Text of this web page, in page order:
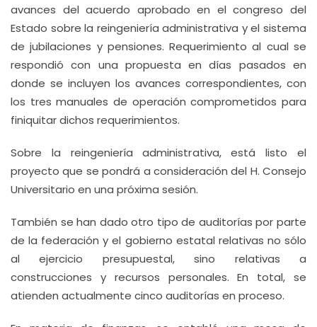
avances del acuerdo aprobado en el congreso del
Estado sobre la reingeniería administrativa y el sistema
de jubilaciones y pensiones. Requerimiento al cual se
respondió con una propuesta en días pasados en
donde se incluyen los avances correspondientes, con
los tres manuales de operación comprometidos para
finiquitar dichos requerimientos.
Sobre la reingeniería administrativa, está listo el
proyecto que se pondrá a consideración del H. Consejo
Universitario en una próxima sesión.
También se han dado otro tipo de auditorías por parte
de la federación y el gobierno estatal relativas no sólo
al ejercicio presupuestal, sino relativas a
construcciones y recursos personales. En total, se
atienden actualmente cinco auditorías en proceso.